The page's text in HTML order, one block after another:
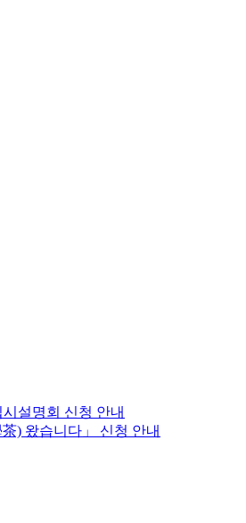
설명회 신청 안내
) 왔습니다」 신청 안내